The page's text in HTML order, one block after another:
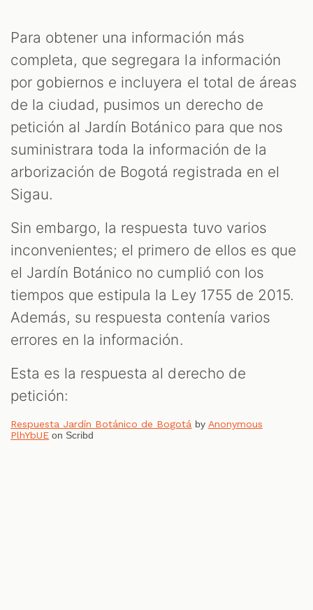
Para obtener una información más
completa, que segregara la información
por gobiernos e incluyera el total de áreas
de la ciudad, pusimos un derecho de
petición al Jardín Botánico para que nos
suministrara toda la información de la
arborización de Bogotá registrada en el
Sigau.
Sin embargo, la respuesta tuvo varios
inconvenientes; el primero de ellos es que
el Jardín Botánico no cumplió con los
tiempos que estipula la Ley 1755 de 2015.
Además, su respuesta contenía varios
errores en la información.
Esta es la respuesta al derecho de
petición:
Respuesta Jardín Botánico de Bogotá by Anonymous
PlhYbUE on Scribd